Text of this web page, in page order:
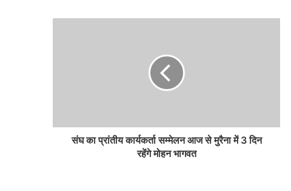
संघ का प्रांतीय कार्यकर्ता सम्मेलन आज से मुरैना में 3 दिन
रहेंगे मोहन भागवत